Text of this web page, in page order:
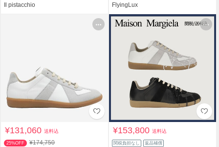
Il pistacchio FlyingLux
¥131,060送料込
25%OFF ¥174,750
¥153,800送料込
関税負担なし 返品補償